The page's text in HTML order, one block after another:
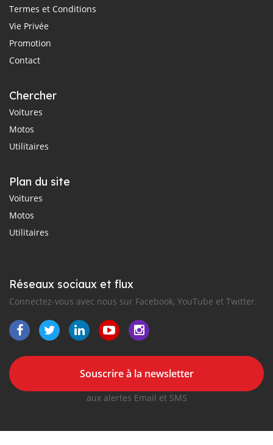
Termes et Conditions
Vie Privée
Promotion
Contact
Chercher
Voitures
Motos
Utilitaires
Plan du site
Voitures
Motos
Utilitaires
Réseaux sociaux et flux
Connectez-vous avec nous sur Facebook, YouTube et Twitter.
Souscrire à la newsletter
aux alertes Email et SMS